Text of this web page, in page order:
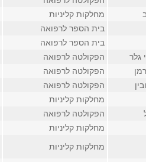
מחלקות קליניות
בית הספר לרפואה
בית הספר לרפואה
גלר
הפקולטה לרפואה
הפקולטה לרפואה
הפקולטה לרפואה
מחלקות קליניות
הפקולטה לרפואה
מחלקות קליניות
מחלקות קליניות